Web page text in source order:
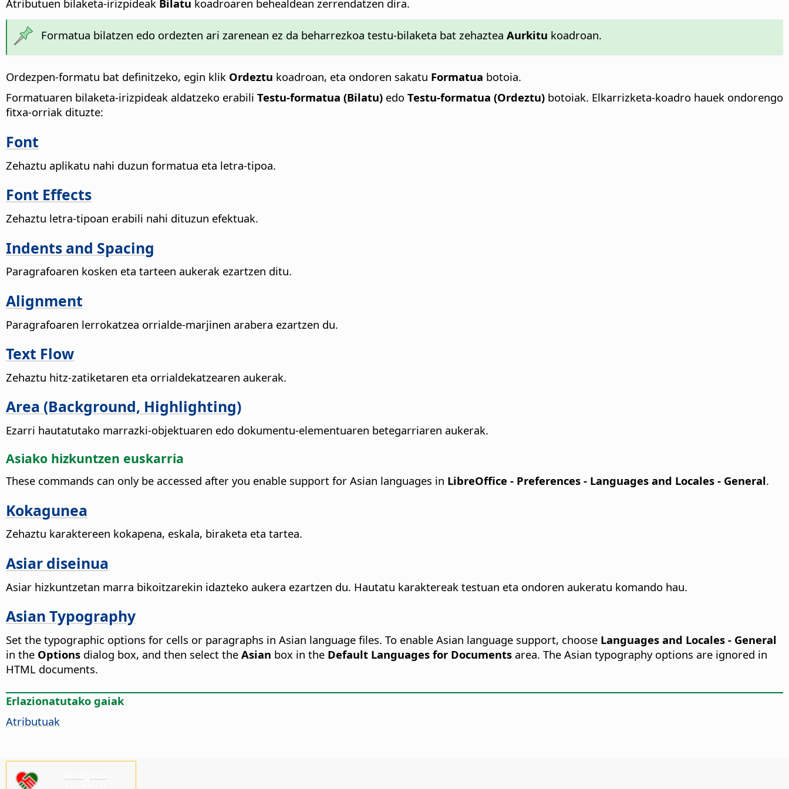
Atributuen bilaketa-irizpideak Bilatu koadroaren behealdean zerrendatzen dira.
Formatua bilatzen edo ordezten ari zarenean ez da beharrezkoa testu-bilaketa bat zehaztea Aurkitu koadroan.
Ordezpen-formatu bat definitzeko, egin klik Ordeztu koadroan, eta ondoren sakatu Formatua botoia.
Formatuaren bilaketa-irizpideak aldatzeko erabili Testu-formatua (Bilatu) edo Testu-formatua (Ordeztu) botoiak. Elkarrizketa-koadro hauek ondorengo
fitxa-orriak dituzte:
Font
Zehaztu aplikatu nahi duzun formatua eta letra-tipoa.
Font Effects
Zehaztu letra-tipoan erabili nahi dituzun efektuak.
Indents and Spacing
Paragrafoaren kosken eta tarteen aukerak ezartzen ditu.
Alignment
Paragrafoaren lerrokatzea orrialde-marjinen arabera ezartzen du.
Text Flow
Zehaztu hitz-zatiketaren eta orrialdekatzearen aukerak.
Area (Background, Highlighting)
Ezarri hautatutako marrazki-objektuaren edo dokumentu-elementuaren betegarriaren aukerak.
Asiako hizkuntzen euskarria
These commands can only be accessed after you enable support for Asian languages in LibreOffice - Preferences - Languages and Locales - General.
Kokagunea
Zehaztu karaktereen kokapena, eskala, biraketa eta tartea.
Asiar diseinua
Asiar hizkuntzetan marra bikoitzarekin idazteko aukera ezartzen du. Hautatu karaktereak testuan eta ondoren aukeratu komando hau.
Asian Typography
Set the typographic options for cells or paragraphs in Asian language files. To enable Asian language support, choose Languages and Locales - General
in the Options dialog box, and then select the Asian box in the Default Languages for Documents area. The Asian typography options are ignored in
HTML documents.
Erlazionatutako gaiak
Atributuak